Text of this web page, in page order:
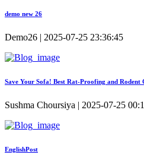
demo new 26
Demo26 | 2025-07-25 23:36:45
Save Your Sofa! Best Rat-Proofing and
Sushma Choursiya | 2025-07-25
EnglishPost